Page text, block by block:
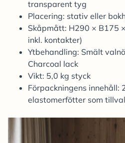
transparent tyg
Placering: stativ eller
Skåpmått: H290 × B175
inkl. kontakter)
Ytbehandling: Smält
Charcoal lack
Vikt: 5,0 kg styck
Förpackningens innehåll:
elastomerfötter som